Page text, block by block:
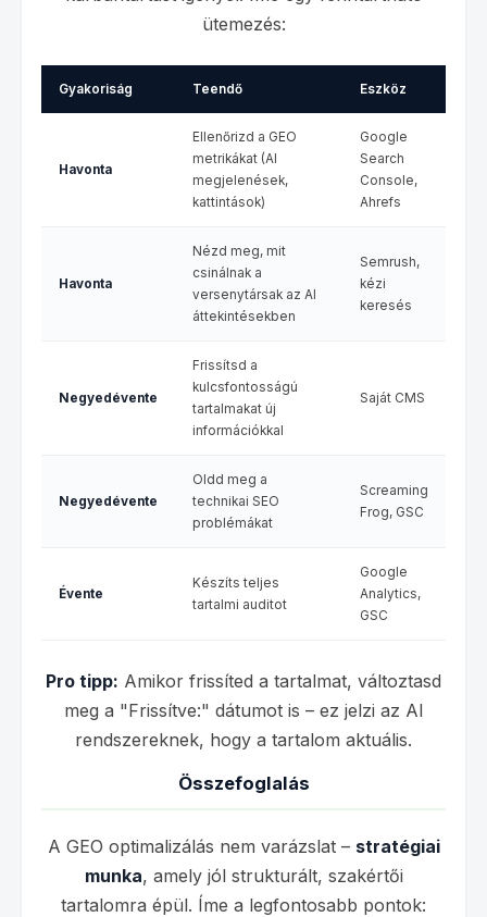
ütemezés:
Gyakoriság Teendő Eszköz
Havonta
Ellenőrizd a GEO
metrikákat (AI
megjelenések,
kattintások)
Google
Search
Console,
Ahrefs
Havonta
Nézd meg, mit
csinálnak a
versenytársak az AI
áttekintésekben
Semrush,
kézi
keresés
Negyedévente
Frissítsd a
kulcsfontosságú
tartalmakat új
információkkal
Saját CMS
Negyedévente
Oldd meg a
technikai SEO
problémákat
Screaming
Frog, GSC
Évente
Készíts teljes
tartalmi auditot
Google
Analytics,
GSC
Pro tipp: Amikor frissíted a tartalmat, változtasd
meg a "Frissítve:" dátumot is – ez jelzi az AI
rendszereknek, hogy a tartalom aktuális.
Összefoglalás
A GEO optimalizálás nem varázslat – stratégiai
munka, amely jól strukturált, szakértői
tartalomra épül. Íme a legfontosabb pontok: